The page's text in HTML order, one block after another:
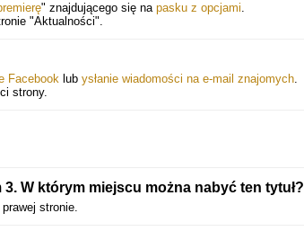
" znajdującego się na pasku z opcjami.
"Aktualności".
Facebook lub ysłanie wiadomości na e-mail znajomych.
strony.
W którym miejscu można nabyć ten tytuł?
stronie.